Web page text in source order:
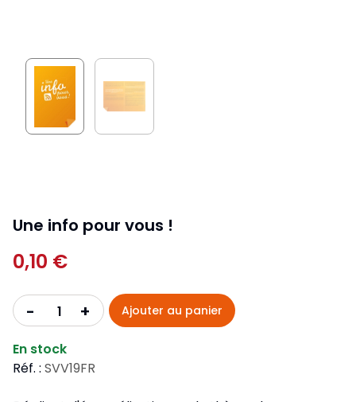
Une info pour vous !
0,10 €
- + Ajouter au panier
En stock
Réf. : SVV19FR